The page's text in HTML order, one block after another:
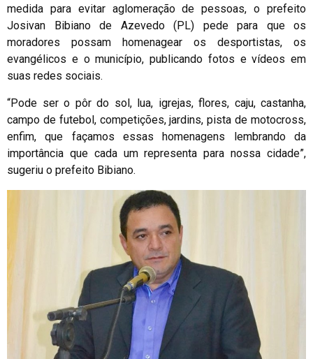
medida para evitar aglomeração de pessoas, o prefeito
Josivan Bibiano de Azevedo (PL) pede para que os
moradores possam homenagear os desportistas, os
evangélicos e o município, publicando fotos e vídeos em
suas redes sociais.
“Pode ser o pôr do sol, lua, igrejas, flores, caju, castanha,
campo de futebol, competições, jardins, pista de motocross,
enfim, que façamos essas homenagens lembrando da
importância que cada um representa para nossa cidade”,
sugeriu o prefeito Bibiano.